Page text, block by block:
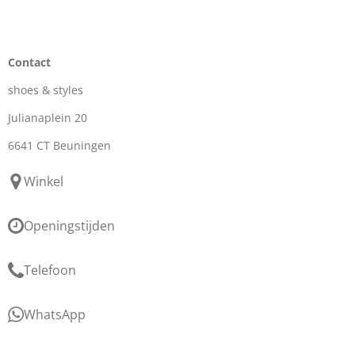
Contact
shoes & styles
Julianaplein 20
6641 CT Beuningen
Winkel
Openingstijden
Telefoon
WhatsApp